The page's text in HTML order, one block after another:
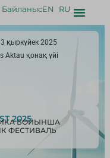
БайланысEN RU
қыркүйек 2025
Aktau қонақ үйі
2025БОЙЫНША
ФЕСТИВАЛЬ